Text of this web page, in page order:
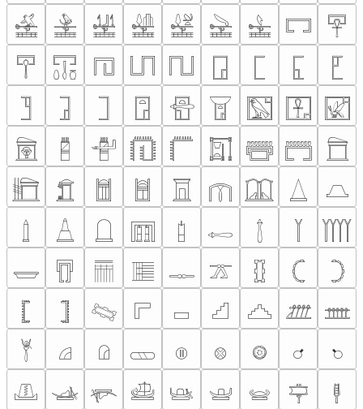
𓉉
𓉊 𓉋 𓉌 𓉍 𓉎 𓉏 𓉐
𓉑
𓉒
𓉓 𓉔 𓉕 𓉖 𓉗 𓉙
𓉚
𓉛
𓉜 𓉞 𓉟 𓉠 𓉡 𓉢
𓉣
𓉤
𓉥 𓉦 𓉧 𓉨 𓉩 𓉪 𓉫
𓉬
𓉭
𓉮 𓉯 𓉰 𓉱 𓉲 𓉳 𓉴
𓉵
𓉶
𓉷 𓉸 𓉹 𓉺 𓉻 𓉼 𓉽
𓉾
𓉿
𓊀 𓊁 𓊂 𓊃 𓊄 𓊅 𓊆
𓊇
𓊈
𓊉 𓊊 𓊋 𓊌 𓊍 𓊎 𓊏 𓊐
𓊑
𓊒 𓊓 𓊔 𓊕 𓊖 𓊗 𓊘
𓊙
𓊚
𓊛 𓊜 𓊝 𓊞 𓊟 𓊠 𓊡
𓊢